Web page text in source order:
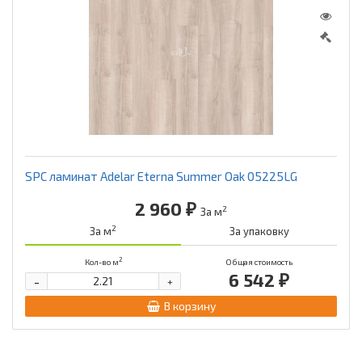
SPC ламинат Adelar Eterna Summer Oak 05225LG
2 960 ₽ За м2
За м2 За упаковку
Кол-во м2 Общая стоимость
6 542 ₽
+
-
В корзину